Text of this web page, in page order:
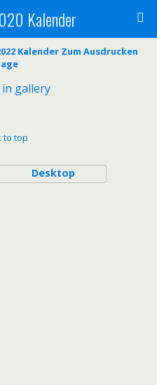
Kalender
Kalender Zum Ausdrucken
gallery
to top
Desktop